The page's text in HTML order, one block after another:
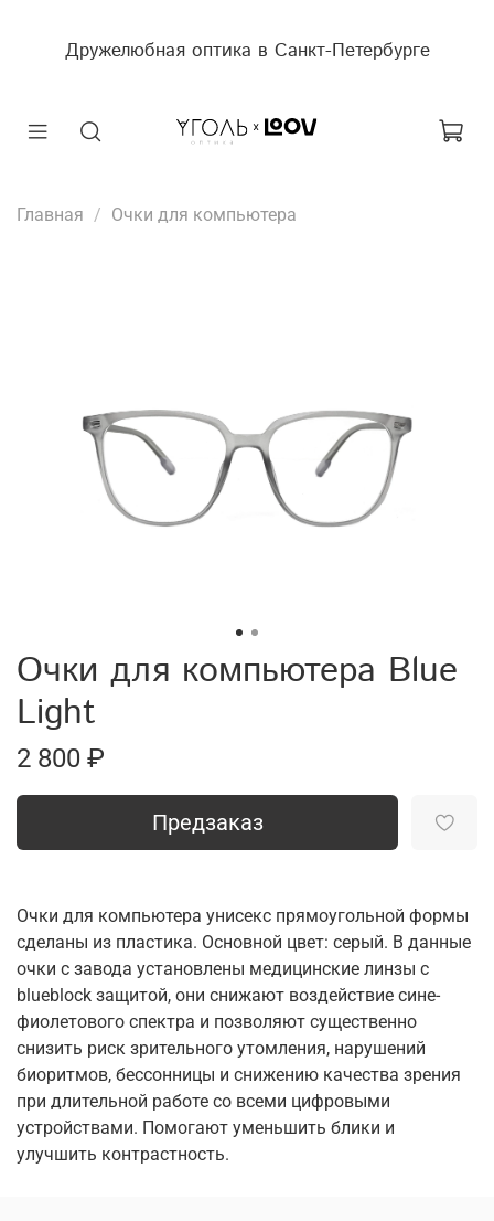
Дружелюбная оптика в Санкт-Петербурге
Главная Очки для компьютера
Очки для компьютера Blue
Light
2 800 ₽
Предзаказ
Очки для компьютера унисекс прямоугольной формы
сделаны из пластика. Основной цвет: серый. В данные
очки с завода установлены медицинские линзы с
blueblock защитой, они снижают воздействие сине-
фиолетового спектра и позволяют существенно
снизить риск зрительного утомления, нарушений
биоритмов, бессонницы и снижению качества зрения
при длительной работе со всеми цифровыми
устройствами. Помогают уменьшить блики и
улучшить контрастность.